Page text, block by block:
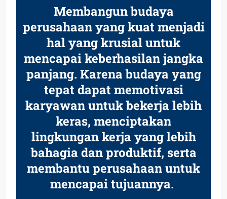
Membangun budaya
perusahaan yang kuat menjadi
hal yang krusial untuk
mencapai keberhasilan jangka
panjang. Karena budaya yang
tepat dapat memotivasi
karyawan untuk bekerja lebih
keras, menciptakan
lingkungan kerja yang lebih
bahagia dan produktif, serta
membantu perusahaan untuk
mencapai tujuannya.